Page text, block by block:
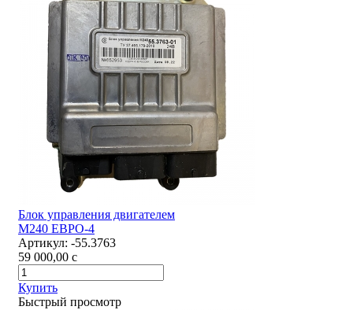
Блок управления двигателем
М240 ЕВРО-4
Артикул: -55.3763
59 000,00 c
Купить
Быстрый просмотр